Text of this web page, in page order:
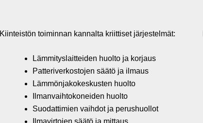
Kiinteistön toiminnan kannalta kriittiset järjestelmät:
Lämmityslaitteiden huolto ja korjaus
Patteriverkostojen säätö ja ilmaus
Lämmönjakokeskusten huolto
Ilmanvaihtokoneiden huolto
Suodattimien vaihdot ja perushuollot